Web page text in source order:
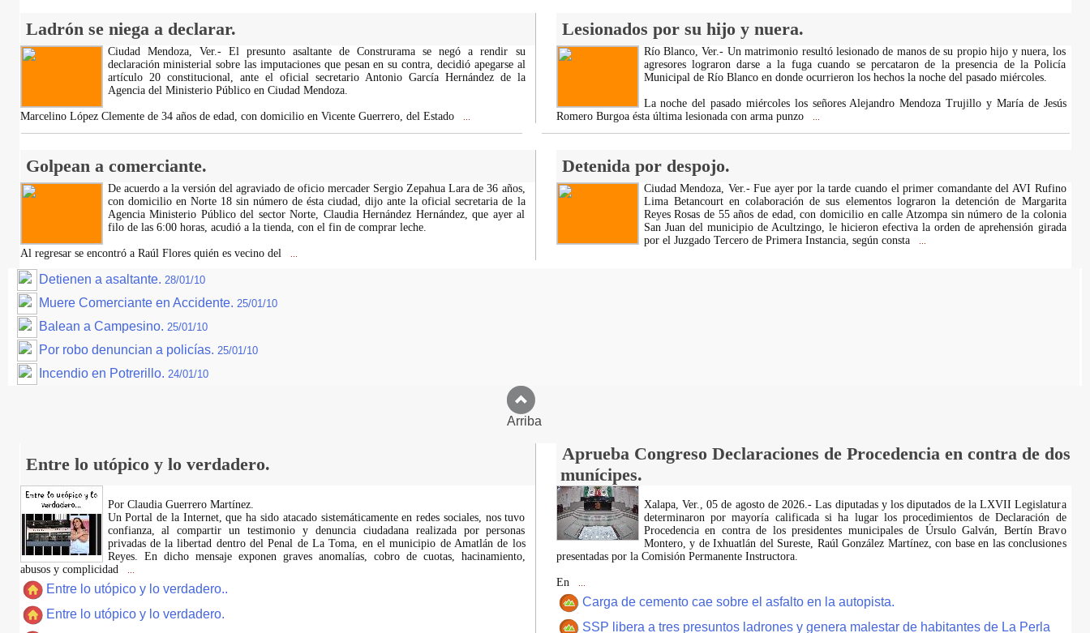
Ladrón se niega a declarar. Lesionados por su hijo y nuera.
Ciudad Mendoza, Ver.- El presunto asaltante de Construrama se negó a rendir su
declaración ministerial sobre las imputaciones que pesan en su contra, decidió apegarse al
artículo 20 constitucional, ante el oficial secretario Antonio García Hernández de la
Agencia del Ministerio Público en Ciudad Mendoza.
Marcelino López Clemente de 34 años de edad, con domicilio en Vicente Guerrero, del Estado
Río Blanco, Ver.- Un matrimonio resultó lesionado de manos de su propio hijo y nuera, los
agresores lograron darse a la fuga cuando se percataron de la presencia de la Policía
Municipal de Río Blanco en donde ocurrieron los hechos la noche del pasado miércoles.
La noche del pasado miércoles los señores Alejandro Mendoza Trujillo y María de Jesús
Romero Burgoa ésta última lesionada con arma punzo
Golpean a comerciante. Detenida por despojo.
De acuerdo a la versión del agraviado de oficio mercader Sergio Zepahua Lara de 36 años,
con domicilio en Norte 18 sin número de ésta ciudad, dijo ante la oficial secretaria de la
Agencia Ministerio Público del sector Norte, Claudia Hernández Hernández, que ayer al
filo de las 6:00 horas, acudió a la tienda, con el fin de comprar leche.
Al regresar se encontró a Raúl Flores quién es vecino del
Ciudad Mendoza, Ver.- Fue ayer por la tarde cuando el primer comandante del AVI Rufino
Lima Betancourt en colaboración de sus elementos lograron la detención de Margarita
Reyes Rosas de 55 años de edad, con domicilio en calle Atzompa sin número de la colonia
San Juan del municipio de Acultzingo, le hicieron efectiva la orden de aprehensión girada
por el Juzgado Tercero de Primera Instancia, según consta
Detienen a asaltante. 28/01/10
Muere Comerciante en Accidente. 25/01/10
Balean a Campesino. 25/01/10
Por robo denuncian a policías. 25/01/10
Incendio en Potrerillo. 24/01/10
Arriba
Entre lo utópico y lo verdadero.
Aprueba Congreso Declaraciones de Procedencia en contra de dos
munícipes.
Por Claudia Guerrero Martínez.
​Un Portal de la Internet, que ha sido atacado sistemáticamente en redes sociales, nos tuvo
confianza, al compartir un testimonio y denuncia ciudadana realizada por personas
privadas de la libertad dentro del Penal de La Toma, en el municipio de Amatlán de los
Reyes. En dicho mensaje exponen graves anomalías, cobro de cuotas, hacinamiento,
abusos y complicidad
Entre lo utópico y lo verdadero..
Entre lo utópico y lo verdadero.
Xalapa, Ver., 05 de agosto de 2026.- Las diputadas y los diputados de la LXVII Legislatura
determinaron por mayoría calificada si ha lugar los procedimientos de Declaración de
Procedencia en contra de los presidentes municipales de Úrsulo Galván, Bertín Bravo
Montero, y de Ixhuatlán del Sureste, Raúl González Martínez, con base en las conclusiones
presentadas por la Comisión Permanente Instructora.
En
Carga de cemento cae sobre el asfalto en la autopista.
SSP libera a tres presuntos ladrones y genera malestar de habitantes de La Perla